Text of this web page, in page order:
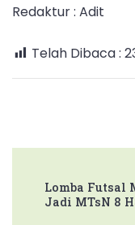
Redaktur : Adit
Telah Dibaca :
Navigation
Lomba Futsal
Jadi MTsN 8